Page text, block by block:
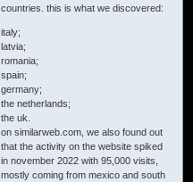
countries. this is what we discovered:
italy;
latvia;
romania;
spain;
germany;
the netherlands;
the uk.
on similarweb.com, we also found out
that the activity on the website spiked
in november 2022 with 95,000 visits,
mostly coming from mexico and south